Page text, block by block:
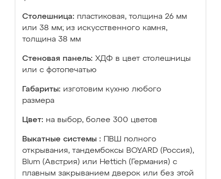
Столешница: пластиковая, толщина 26 мм
или 38 мм; из искусственного камня,
толщина 38 мм
Стеновая панель: ХДФ в цвет столешницы
или с фотопечатью
Габариты: изготовим кухню любого
размера
Цвет: на выбор, более 300 цветов
Выкатные системы :
ПВШ полного
открывания, тандембоксы BOYARD (Россия),
Blum (Австрия) или Hettich (Германия) с
плавным закрыванием дверок или без этой